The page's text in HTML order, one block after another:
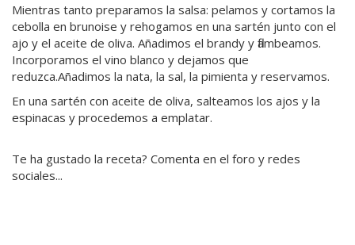
Mientras tanto preparamos la salsa: pelamos y cortamos la
cebolla en brunoise y rehogamos en una sartén junto con el
ajo y el aceite de oliva. Añadimos el brandy y flambeamos.
Incorporamos el vino blanco y dejamos que
reduzca.Añadimos la nata, la sal, la pimienta y reservamos.
En una sartén con aceite de oliva, salteamos los ajos y la
espinacas y procedemos a emplatar.
Te ha gustado la receta? Comenta en el foro y redes
sociales...